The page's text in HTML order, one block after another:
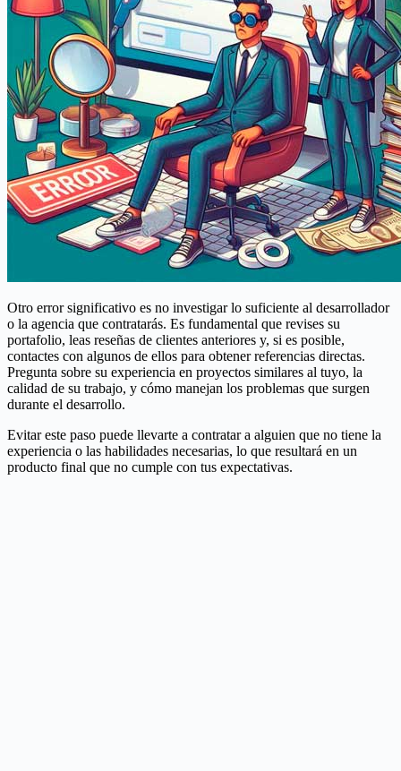
Otro error significativo es no investigar lo suficiente al desarrollador
o la agencia que contratarás. Es fundamental que revises su
portafolio, leas reseñas de clientes anteriores y, si es posible,
contactes con algunos de ellos para obtener referencias directas.
Pregunta sobre su experiencia en proyectos similares al tuyo, la
calidad de su trabajo, y cómo manejan los problemas que surgen
durante el desarrollo.
Evitar este paso puede llevarte a contratar a alguien que no tiene la
experiencia o las habilidades necesarias, lo que resultará en un
producto final que no cumple con tus expectativas.